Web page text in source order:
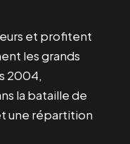
et profitent
les grands
2004,
la bataille de
une répartition